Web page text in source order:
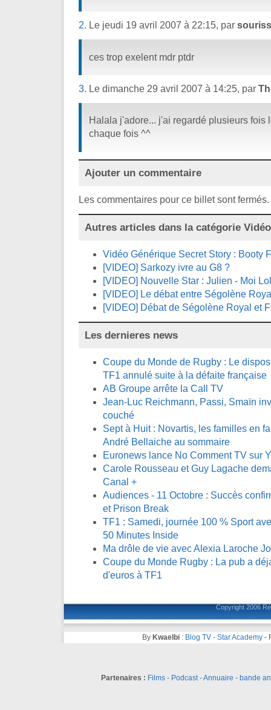
2. Le jeudi 19 avril 2007 à 22:15, par
ces trop exelent mdr ptdr
3. Le dimanche 29 avril 2007 à 14:25, par
Halala j'adore... j'ai regardé plusieurs fois
chaque fois ^^
Ajouter un commentaire
Les commentaires pour ce billet sont fermés.
Autres articles dans la catégorie
Vidéo Générique Secret Story : Booty
[VIDEO] Sarkozy ivre au G8 ?
[VIDEO] Nouvelle Star : Julien - Moi
[VIDEO] Le débat entre Ségolène
[VIDEO] Débat de Ségolène Royal et
Les dernieres news
Coupe du Monde de Rugby : Le
TF1 annulé suite à la défaite française
AB Groupe arrête la Call TV
Jean-Luc Reichmann, Passi, Smaïn
couché
Sept à Huit : Novartis, les familles en
André Bellaiche au sommaire
Euronews lance No Comment TV sur
Carole Rousseau et Guy Lagache
Canal +
Audiences - 11 Octobre : Succès
et Prison Break
TF1 : Samedi, journée 100 % Sport
50 Minutes Inside
Ma drôle de vie avec Alexia Laroche
Coupe du Monde Rugby : La pub a
d'euros à TF1
Copyright 2006
By Kwaelbi: Blog TV- Star Academy-
Partenaires : Films- Podcast-Annuaire - bande